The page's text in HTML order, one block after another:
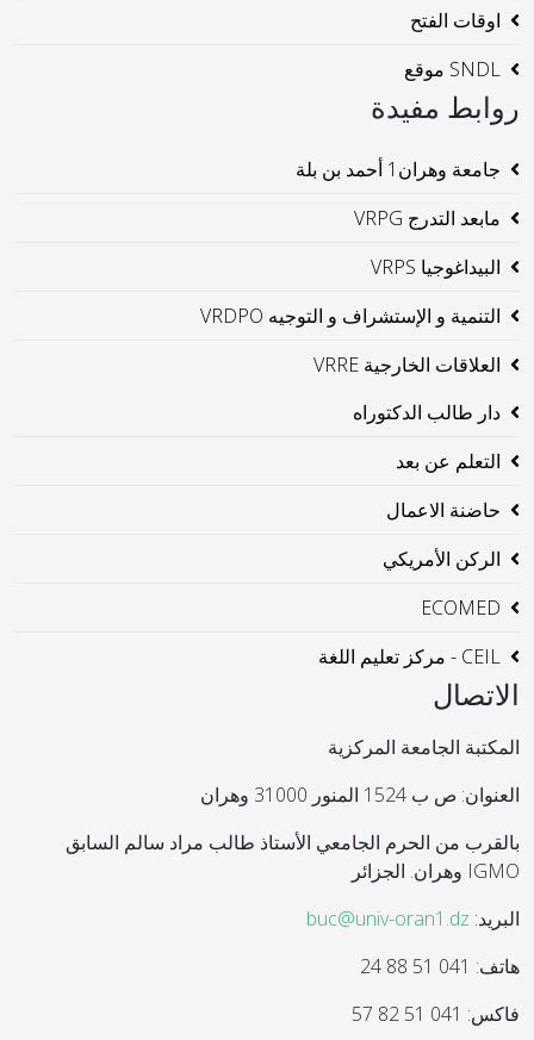
اوقات الفتح
SNDL موقع
روابط مفيدة
جامعة وهران1 أحمد بن بلة
مابعد التدرج VRPG
البيداغوجيا VRPS
التنمية و الإستشراف و التوجيه VRDPO
العلاقات الخارجية VRRE
دار طالب الدكتوراه
التعلم عن بعد
حاضنة الاعمال
الركن الأمريكي
ECOMED
CEIL - مركز تعليم اللغة
الاتصال
المكتبة الجامعة المركزية
العنوان: ص ب 1524 المنور 31000 وهران
بالقرب من الحرم الجامعي الأستاذ طالب مراد سالم السابق
IGMO وهران. الجزائر
البريد: buc@univ-oran1.dz
هاتف: 041 51 88 24
فاكس: 041 51 82 57